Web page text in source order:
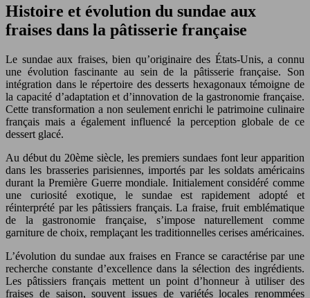
Histoire et évolution du sundae aux
fraises dans la pâtisserie française
Le sundae aux fraises, bien qu’originaire des États-Unis, a connu
une évolution fascinante au sein de la pâtisserie française. Son
intégration dans le répertoire des desserts hexagonaux témoigne de
la capacité d’adaptation et d’innovation de la gastronomie française.
Cette transformation a non seulement enrichi le patrimoine culinaire
français mais a également influencé la perception globale de ce
dessert glacé.
Au début du 20ème siècle, les premiers sundaes font leur apparition
dans les brasseries parisiennes, importés par les soldats américains
durant la Première Guerre mondiale. Initialement considéré comme
une curiosité exotique, le sundae est rapidement adopté et
réinterprété par les pâtissiers français. La fraise, fruit emblématique
de la gastronomie française, s’impose naturellement comme
garniture de choix, remplaçant les traditionnelles cerises américaines.
L’évolution du sundae aux fraises en France se caractérise par une
recherche constante d’excellence dans la sélection des ingrédients.
Les pâtissiers français mettent un point d’honneur à utiliser des
fraises de saison, souvent issues de variétés locales renommées